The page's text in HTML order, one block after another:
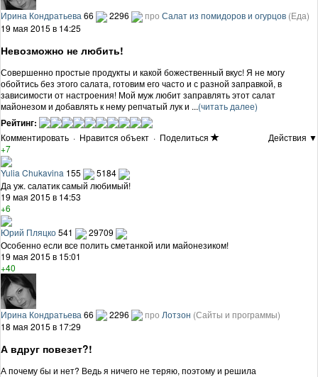
Ирина Кондратьева 66 2296 про Салат из помидоров и огурцов (Еда)
19 мая 2015 в 14:25
Невозможно не любить!
Совершенно простые продукты и какой божественный вкус! Я не могу
обойтись без этого салата, готовим его часто и с разной заправкой, в
зависимости от настроения! Мой муж любит заправлять этот салат
майонезом и добавлять к нему репчатый лук и ...(читать далее)
Рейтинг:
Комментировать · Нравится объект · Поделиться
Действия ▼
+7
Yulia Chukavina 155
5184
Да уж. салатик самый любимый!
19 мая 2015 в 14:53
+6
Юрий Пляцко541
29709
Особенно если все полить сметанкой или майонезиком!
19 мая 2015 в 15:01
+40
Ирина Кондратьева 66 2296 про Лотзон (Сайты и программы)
18 мая 2015 в 17:29
А вдруг повезет?!
А почему бы и нет? Ведь я ничего не теряю, поэтому и решила